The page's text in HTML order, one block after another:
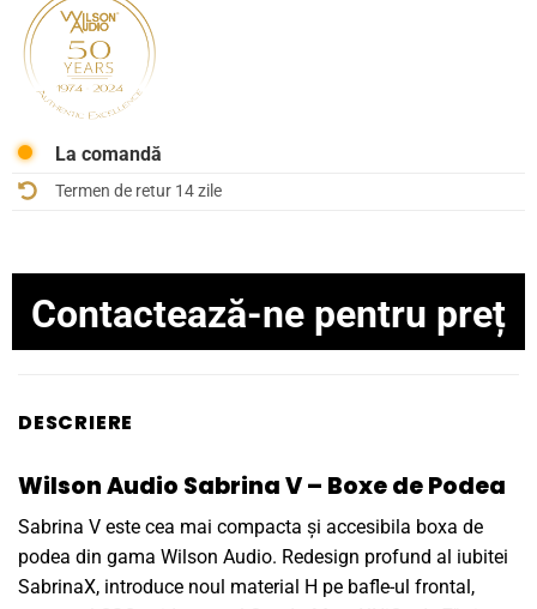
La comandă
Termen de retur 14 zile
Contactează-ne pentru preț
DESCRIERE
Wilson Audio Sabrina V – Boxe de Podea
Sabrina V este cea mai compacta și accesibila boxa de
podea din gama Wilson Audio. Redesign profund al iubitei
SabrinaX, introduce noul material H pe bafle-ul frontal,